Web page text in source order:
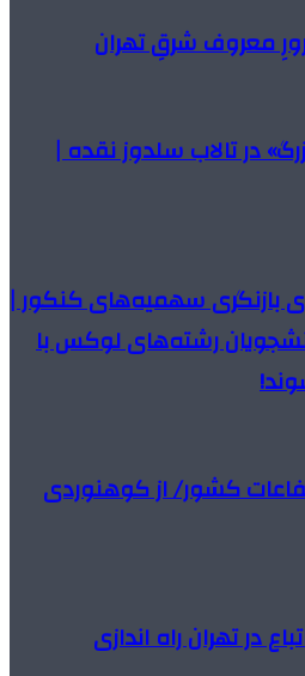
معروف شرقِ تهران
در تالاب سلدوز نقده |
بازنگری سهمیه‌های کنکور |
دانشجویان رشته‌های لوکس با
کشور/ از کوهنوردی
در تهران راه اندازی